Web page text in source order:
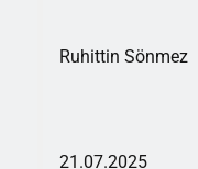
Ruhittin Sönmez
21.07.2025